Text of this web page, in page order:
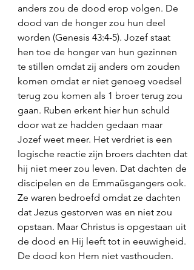
anders zou de dood erop volgen. De
dood van de honger zou hun deel
worden (Genesis 43:4-5). Jozef staat
hen toe de honger van hun gezinnen
te stillen omdat zij anders om zouden
komen omdat er niet genoeg voedsel
terug zou komen als 1 broer terug zou
gaan. Ruben erkent hier hun schuld
door wat ze hadden gedaan maar
Jozef weet meer. Het verdriet is een
logische reactie zijn broers dachten dat
hij niet meer zou leven. Dat dachten de
discipelen en de Emmaüsgangers ook.
Ze waren bedroefd omdat ze dachten
dat Jezus gestorven was en niet zou
opstaan. Maar Christus is opgestaan uit
de dood en Hij leeft tot in eeuwigheid.
De dood kon Hem niet vasthouden.